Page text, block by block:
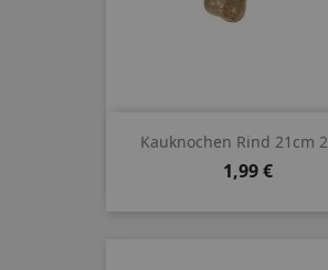
Kauknochen Rind 21cm
Preis
1,99 €